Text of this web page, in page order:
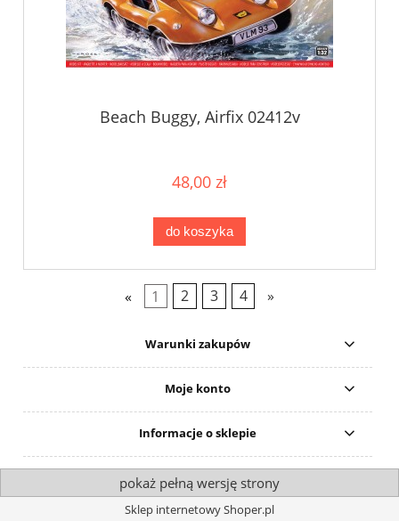
Beach Buggy, Airfix 02412v
48,00 zł
do koszyka
« 1 2 3 4 »
Warunki zakupów
Moje konto
Informacje o sklepie
pokaż pełną wersję strony
Sklep internetowy Shoper.pl